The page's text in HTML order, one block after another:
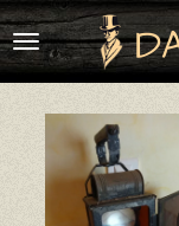
Passer
au
contenu